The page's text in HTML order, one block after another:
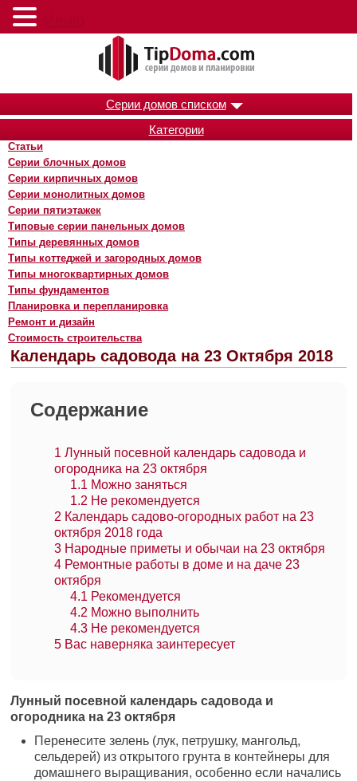
Серии домов списком
Категории
Статьи
Серии блочных домов
Серии кирпичных домов
Серии монолитных домов
Серии пятиэтажек
Типовые серии панельных домов
Типы деревянных домов
Типы коттеджей и загородных домов
Типы многоквартирных домов
Типы фундаментов
Планировка и перепланировка
Ремонт и дизайн
Стоимость строительства
Календарь садовода на 23 Октября 2018
Содержание
1 Лунный посевной календарь садовода и
огородника на 23 октября
1.1 Можно заняться
1.2 Не рекомендуется
2 Календарь садово-огородных работ на 23
октября 2018 года
3 Народные приметы и обычаи на 23 октября
4 Ремонтные работы в доме и на даче 23
октября
4.1 Рекомендуется
4.2 Можно выполнить
4.3 Не рекомендуется
5 Вас наверняка заинтересует
Лунный посевной календарь садовода и
огородника на 23 октября
Перенесите зелень (лук, петрушку, мангольд,
сельдерей) из открытого грунта в контейнеры для
домашнего выращивания, особенно если начались